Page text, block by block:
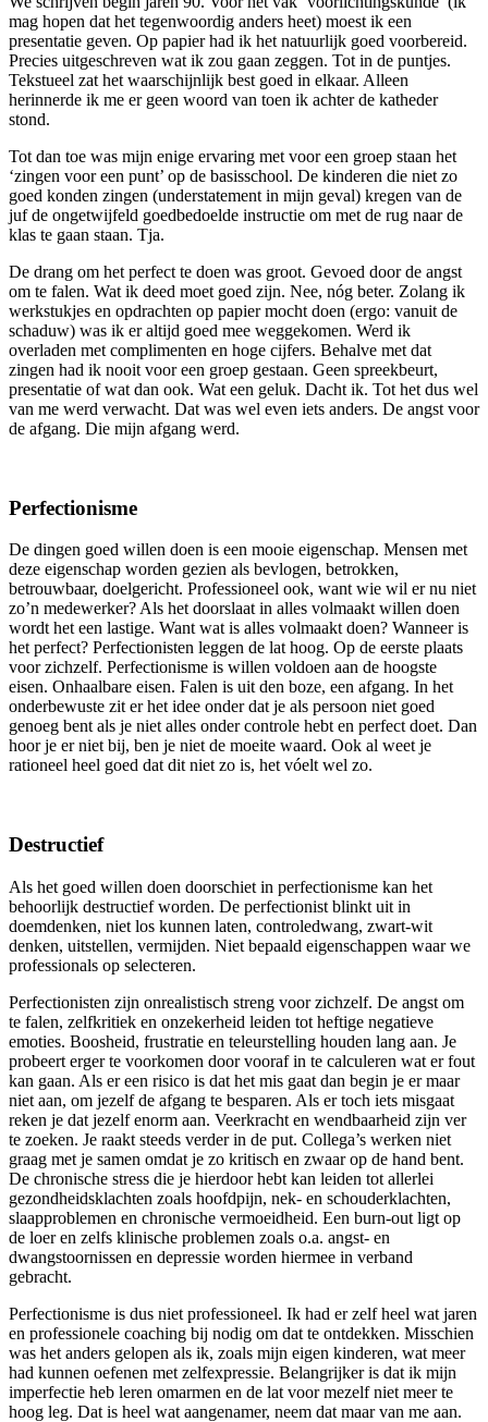
mag hopen dat het tegenwoordig anders heet) moest ik een
presentatie geven. Op papier had ik het natuurlijk goed voorbereid.
Precies uitgeschreven wat ik zou gaan zeggen. Tot in de puntjes.
Tekstueel zat het waarschijnlijk best goed in elkaar. Alleen
herinnerde ik me er geen woord van toen ik achter de katheder
stond.
Tot dan toe was mijn enige ervaring met voor een groep staan het
‘zingen voor een punt’ op de basisschool. De kinderen die niet zo
goed konden zingen (understatement in mijn geval) kregen van de
juf de ongetwijfeld goedbedoelde instructie om met de rug naar de
klas te gaan staan. Tja.
De drang om het perfect te doen was groot. Gevoed door de angst
om te falen. Wat ik deed moet goed zijn. Nee, nóg beter. Zolang ik
werkstukjes en opdrachten op papier mocht doen (ergo: vanuit de
schaduw) was ik er altijd goed mee weggekomen. Werd ik
overladen met complimenten en hoge cijfers. Behalve met dat
zingen had ik nooit voor een groep gestaan. Geen spreekbeurt,
presentatie of wat dan ook. Wat een geluk. Dacht ik. Tot het dus wel
van me werd verwacht. Dat was wel even iets anders. De angst voor
de afgang. Die mijn afgang werd.
Perfectionisme
De dingen goed willen doen is een mooie eigenschap. Mensen met
deze eigenschap worden gezien als bevlogen, betrokken,
betrouwbaar, doelgericht. Professioneel ook, want wie wil er nu niet
zo’n medewerker? Als het doorslaat in alles volmaakt willen doen
wordt het een lastige. Want wat is alles volmaakt doen? Wanneer is
het perfect? Perfectionisten leggen de lat hoog. Op de eerste plaats
voor zichzelf. Perfectionisme is willen voldoen aan de hoogste
eisen. Onhaalbare eisen. Falen is uit den boze, een afgang. In het
onderbewuste zit er het idee onder dat je als persoon niet goed
genoeg bent als je niet alles onder controle hebt en perfect doet. Dan
hoor je er niet bij, ben je niet de moeite waard. Ook al weet je
rationeel heel goed dat dit niet zo is, het vóelt wel zo.
Destructief
Als het goed willen doen doorschiet in perfectionisme kan het
behoorlijk destructief worden. De perfectionist blinkt uit in
doemdenken, niet los kunnen laten, controledwang, zwart-wit
denken, uitstellen, vermijden. Niet bepaald eigenschappen waar we
professionals op selecteren.
Perfectionisten zijn onrealistisch streng voor zichzelf. De angst om
te falen, zelfkritiek en onzekerheid leiden tot heftige negatieve
emoties. Boosheid, frustratie en teleurstelling houden lang aan. Je
probeert erger te voorkomen door vooraf in te calculeren wat er fout
kan gaan. Als er een risico is dat het mis gaat dan begin je er maar
niet aan, om jezelf de afgang te besparen. Als er toch iets misgaat
reken je dat jezelf enorm aan. Veerkracht en wendbaarheid zijn ver
te zoeken. Je raakt steeds verder in de put. Collega’s werken niet
graag met je samen omdat je zo kritisch en zwaar op de hand bent.
De chronische stress die je hierdoor hebt kan leiden tot allerlei
gezondheidsklachten zoals hoofdpijn, nek- en schouderklachten,
slaapproblemen en chronische vermoeidheid. Een burn-out ligt op
de loer en zelfs klinische problemen zoals o.a. angst- en
dwangstoornissen en depressie worden hiermee in verband
gebracht.
Perfectionisme is dus niet professioneel. Ik had er zelf heel wat jaren
en professionele coaching bij nodig om dat te ontdekken. Misschien
was het anders gelopen als ik, zoals mijn eigen kinderen, wat meer
had kunnen oefenen met zelfexpressie. Belangrijker is dat ik mijn
imperfectie heb leren omarmen en de lat voor mezelf niet meer te
hoog leg. Dat is heel wat aangenamer, neem dat maar van me aan.